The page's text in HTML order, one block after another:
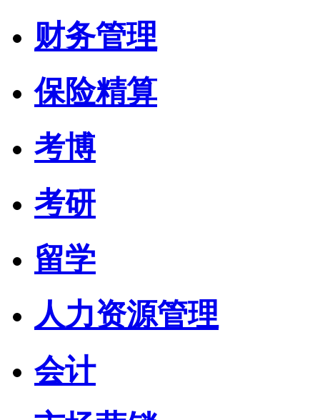
财务管理
保险精算
考博
考研
留学
人力资源管理
会计